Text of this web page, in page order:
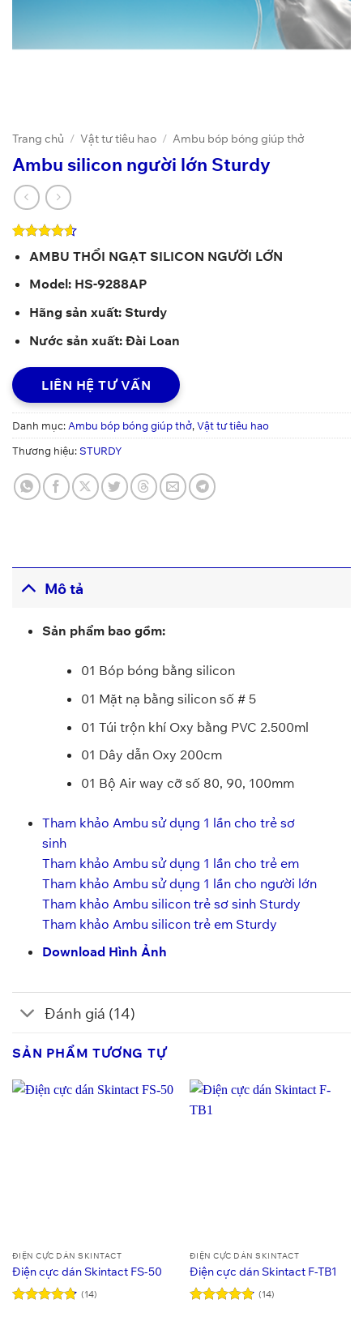
Trang chủ / Vật tư tiêu hao / Ambu bóp bóng giúp thở
Ambu silicon người lớn Sturdy
4.57trên
5 dựa trên
AMBU THỔI NGẠT SILICON NGƯỜI LỚN
Model: HS-9288AP
Hãng sản xuất: Sturdy
Nước sản xuất: Đài Loan
LIÊN HỆ TƯ VẤN
Danh mục:Ambu bóp bóng giúp thở,Vật tư tiêu hao
Thương hiệu:STURDY
Mô tả
Sản phẩm bao gồm:
01 Bóp bóng bằng silicon
01 Mặt nạ bằng silicon số # 5
01 Túi trộn khí Oxy bằng PVC 2.500ml
01 Dây dẫn Oxy 200cm
01 Bộ Air way cỡ số 80, 90, 100mm
Tham khảo Ambu sử dụng 1 lần cho trẻ sơ
sinh
Tham khảo Ambu sử dụng 1 lần cho trẻ em
Tham khảo Ambu sử dụng 1 lần cho người lớn
Tham khảo Ambu silicon trẻ sơ sinh Sturdy
Tham khảo Ambu silicon trẻ em Sturdy
Download Hình Ảnh
Đánh giá (14)
SẢN PHẨM TƯƠNG TỰ
ĐIỆN CỰC DÁN SKINTACT
Điện cực dán Skintact FS-50
(14)
ĐIỆN CỰC DÁN SKINTACT
Điện cực dán Skintact F-TB1
(14)